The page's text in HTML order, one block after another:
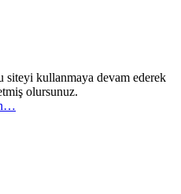
siteyi kullanmaya devam ederek
olursunuz.